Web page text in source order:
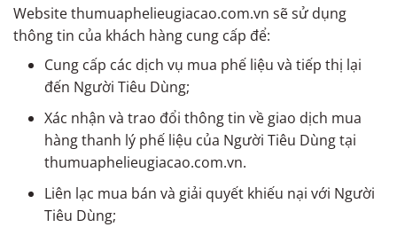
Website thumuaphelieugiacao.com.vn sẽ sử dụng
thông tin của khách hàng cung cấp để:
Cung cấp các dịch vụ mua phế liệu và tiếp thị lại
đến Người Tiêu Dùng;
Xác nhận và trao đổi thông tin về giao dịch mua
hàng thanh lý phế liệu của Người Tiêu Dùng tại
thumuaphelieugiacao.com.vn.
Liên lạc mua bán và giải quyết khiếu nại với Người
Tiêu Dùng;